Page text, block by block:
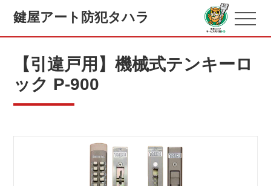
鍵屋アート防犯タハラ
【引違戸用】機械式テンキーロ
ック P-900